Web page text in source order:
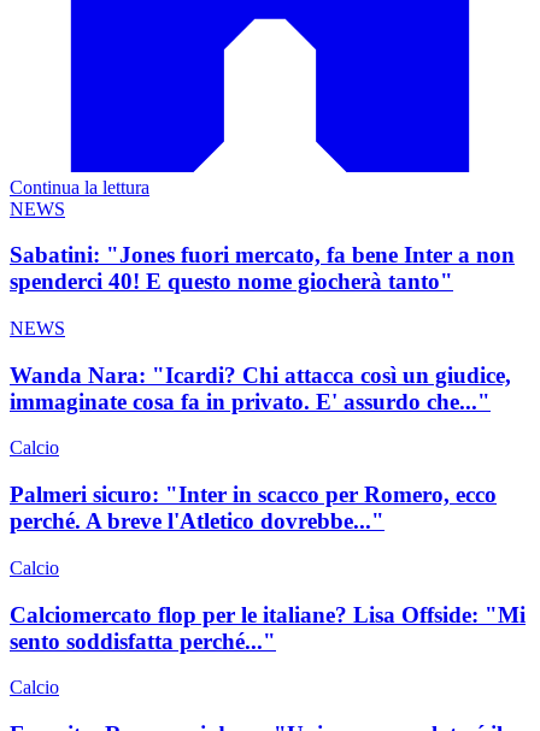
Continua la lettura
NEWS
Sabatini: "Jones fuori mercato, fa bene Inter a non
spenderci 40! E questo nome giocherà tanto"
NEWS
Wanda Nara: "Icardi? Chi attacca così un giudice,
immaginate cosa fa in privato. E' assurdo che..."
Calcio
Palmeri sicuro: "Inter in scacco per Romero, ecco
perché. A breve l'Atletico dovrebbe..."
Calcio
Calciomercato flop per le italiane? Lisa Offside: "Mi
sento soddisfatta perché..."
Calcio